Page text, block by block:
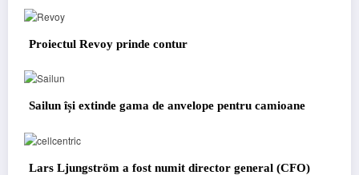
Proiectul Revoy prinde contur
Sailun își extinde gama de anvelope pentru camioane
Lars Ljungström a fost numit director general (CFO)